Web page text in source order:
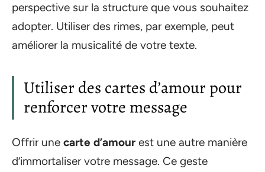
perspective sur la structure que vous souhaitez
adopter. Utiliser des rimes, par exemple, peut
améliorer la musicalité de votre texte.
Utiliser des cartes d’amour pour
renforcer votre message
Offrir une carte d’amour est une autre manière
d’immortaliser votre message. Ce geste